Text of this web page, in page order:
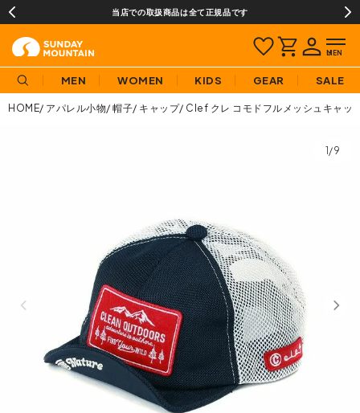
当店での取扱商品は全て正規品です
MEN WOMEN KIDS GEAR SALE
HOME アパレル小物 帽子 キャップ Clef クレ コモドフルメッシュキャッ
1/9